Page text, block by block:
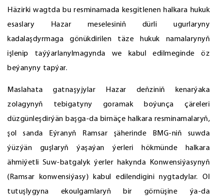
Häzirki wagtda bu resminamada kesgitlenen halkara hukuk
esaslary Hazar meselesiniň dürli ugurlaryny
kadalaşdyrmaga gönükdirilen täze hukuk namalarynyň
işlenip taýýarlanylmagynda we kabul edilmeginde öz
beýanyny tapýar.
Maslahata gatnaşyjylar Hazar deňziniň kenarýaka
zolagynyň tebigatyny goramak boýunça çäreleri
düzgünleşdirýän başga-da birnäçe halkara resminamalaryň,
şol sanda Eýranyň Ramsar şäherinde BMG-niň suwda
ýüzýän guşlaryň ýaşaýan ýerleri hökmünde halkara
ähmiýetli Suw-batgalyk ýerler hakynda Konwensiýasynyň
(Ramsar konwensiýasy) kabul edilendigini nygtadylar. Ol
tutuşlygyna ekoulgamlaryň bir görnüşine ýa-da